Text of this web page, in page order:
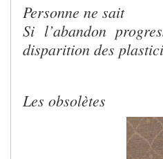
Personne ne sait
Si l’abandon
disparition des
Les obsolètes